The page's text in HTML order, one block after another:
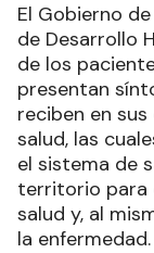
El Gobierno
de Desarrollo
de los
presentan
reciben en
salud, las
el sistema de
territorio para
salud y, al
la enfermedad.